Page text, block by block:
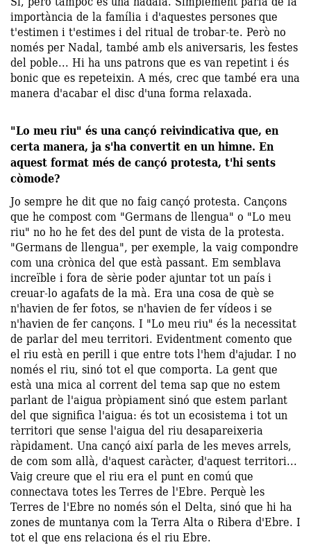
importància de la família i d'aquestes persones que
t'estimen i t'estimes i del ritual de trobar-te. Però no
només per Nadal, també amb els aniversaris, les festes
del poble... Hi ha uns patrons que es van repetint i és
bonic que es repeteixin. A més, crec que també era una
manera d'acabar el disc d'una forma relaxada.
"Lo meu riu" és una cançó reivindicativa que, en
certa manera, ja s'ha convertit en un himne. En
aquest format més de cançó protesta, t'hi sents
còmode?
Jo sempre he dit que no faig cançó protesta. Cançons
que he compost com "Germans de llengua" o "Lo meu
riu" no ho he fet des del punt de vista de la protesta.
"Germans de llengua", per exemple, la vaig compondre
com una crònica del que està passant. Em semblava
increïble i fora de sèrie poder ajuntar tot un país i
creuar-lo agafats de la mà. Era una cosa de què se
n'havien de fer fotos, se n'havien de fer vídeos i se
n'havien de fer cançons. I "Lo meu riu" és la necessitat
de parlar del meu territori. Evidentment comento que
el riu està en perill i que entre tots l'hem d'ajudar. I no
només el riu, sinó tot el que comporta. La gent que
està una mica al corrent del tema sap que no estem
parlant de l'aigua pròpiament sinó que estem parlant
del que significa l'aigua: és tot un ecosistema i tot un
territori que sense l'aigua del riu desapareixeria
ràpidament. Una cançó així parla de les meves arrels,
de com som allà, d'aquest caràcter, d'aquest territori...
Vaig creure que el riu era el punt en comú que
connectava totes les Terres de l'Ebre. Perquè les
Terres de l'Ebre no només són el Delta, sinó que hi ha
zones de muntanya com la Terra Alta o Ribera d'Ebre. I
tot el que ens relaciona és el riu Ebre.